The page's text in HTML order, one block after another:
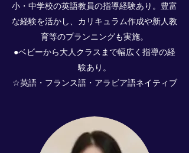
小・中学校の英語教員の指導経験あり。豊富
な経験を活かし、カリキュラム作成や新人教
育等のプランニングも実施。
●ベビーから大人クラスまで幅広く指導の経
験あり。
☆英語・フランス語・アラビア語ネイティブ